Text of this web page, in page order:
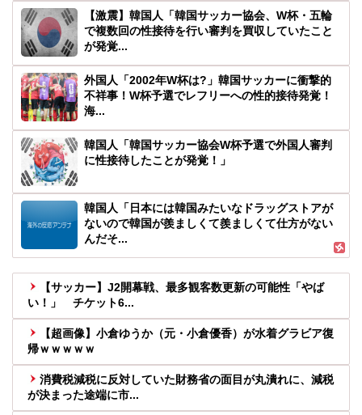
【激震】韓国人「韓国サッカー協会、W杯・五輪
で複数回の性接待を行い審判を買収していたこと
が発覚...
外国人「2002年W杯は?」韓国サッカーに衝撃的
不祥事！W杯予選でレフリーへの性的接待発覚！
海...
韓国人「韓国サッカー協会W杯予選で外国人審判
に性接待したことが発覚！」
韓国人「日本には韓国みたいなドラッグストアが
ないので韓国が羨ましくて羨ましくて仕方がない
んだそ...
【サッカー】J2開幕戦、最多観客数更新の可能性「やば
い！」 チケット6...
【超画像】小倉ゆうか（元・小倉優香）が水着グラビア復
帰ｗｗｗｗｗ
消費税減税に反対していた財務省の面目が丸潰れに、減税
が決まった途端に市...